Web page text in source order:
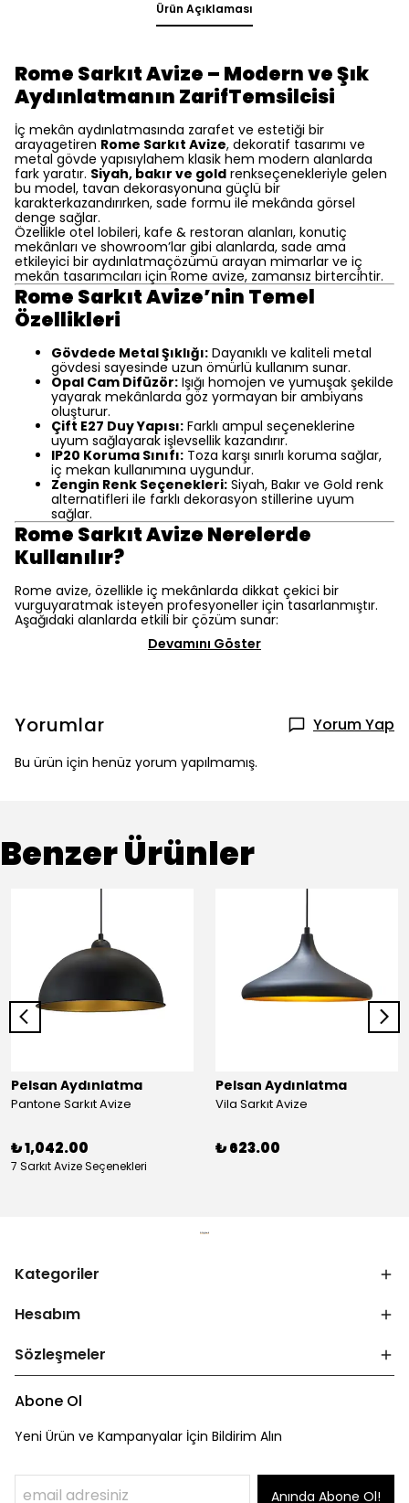
Ürün Açıklaması
Rome Sarkıt Avize – Modern ve Şık
Aydınlatmanın ZarifTemsilcisi
İç mekân aydınlatmasında zarafet ve estetiği bir
arayagetiren Rome Sarkıt Avize, dekoratif tasarımı ve
metal gövde yapısıylahem klasik hem modern alanlarda
fark yaratır. Siyah, bakır ve gold renkseçenekleriyle gelen
bu model, tavan dekorasyonuna güçlü bir
karakterkazandırırken, sade formu ile mekânda görsel
denge sağlar.
Özellikle otel lobileri, kafe & restoran alanları, konutiç
mekânları ve showroom’lar gibi alanlarda, sade ama
etkileyici bir aydınlatmaçözümü arayan mimarlar ve iç
mekân tasarımcıları için Rome avize, zamansız birtercihtir.
Rome Sarkıt Avize’nin Temel
Özellikleri
Gövdede Metal Şıklığı: Dayanıklı ve kaliteli metal
gövdesi sayesinde uzun ömürlü kullanım sunar.
Opal Cam Difüzör: Işığı homojen ve yumuşak şekilde
yayarak mekânlarda göz yormayan bir ambiyans
oluşturur.
Çift E27 Duy Yapısı: Farklı ampul seçeneklerine
uyum sağlayarak işlevsellik kazandırır.
IP20 Koruma Sınıfı: Toza karşı sınırlı koruma sağlar,
iç mekan kullanımına uygundur.
Zengin Renk Seçenekleri: Siyah, Bakır ve Gold renk
alternatifleri ile farklı dekorasyon stillerine uyum
sağlar.
Rome Sarkıt Avize Nerelerde
Kullanılır?
Rome avize, özellikle iç mekânlarda dikkat çekici bir
vurguyaratmak isteyen profesyoneller için tasarlanmıştır.
Aşağıdaki alanlarda etkili bir çözüm sunar:
Devamını Göster
Yorumlar Yorum Yap
Bu ürün için henüz yorum yapılmamış.
Benzer Ürünler
Pelsan Aydınlatma
Pantone Sarkıt Avize
₺ 1,042.00
7 Sarkıt Avize Seçenekleri
Pelsan Aydınlatma
Vila Sarkıt Avize
₺ 623.00
Kategoriler
Hesabım
Sözleşmeler
Abone Ol
Yeni Ürün ve Kampanyalar İçin Bildirim Alın
Anında Abone Ol!